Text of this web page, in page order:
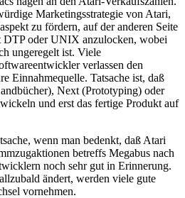
Marketingsstrategie von Atari,
zu fördern, auf der anderen Seite
DTP oder UNIX anzulocken, wobei
ungeregelt ist. Viele
verlassen den
Einnahmequelle. Tatsache ist, daß
Next (Prototyping) oder
und erst das fertige Produkt auf
wenn man bedenkt, daß Atari
betreffs Megabus nach
noch sehr gut in Erinnerung.
ändert, werden viele gute
vornehmen.